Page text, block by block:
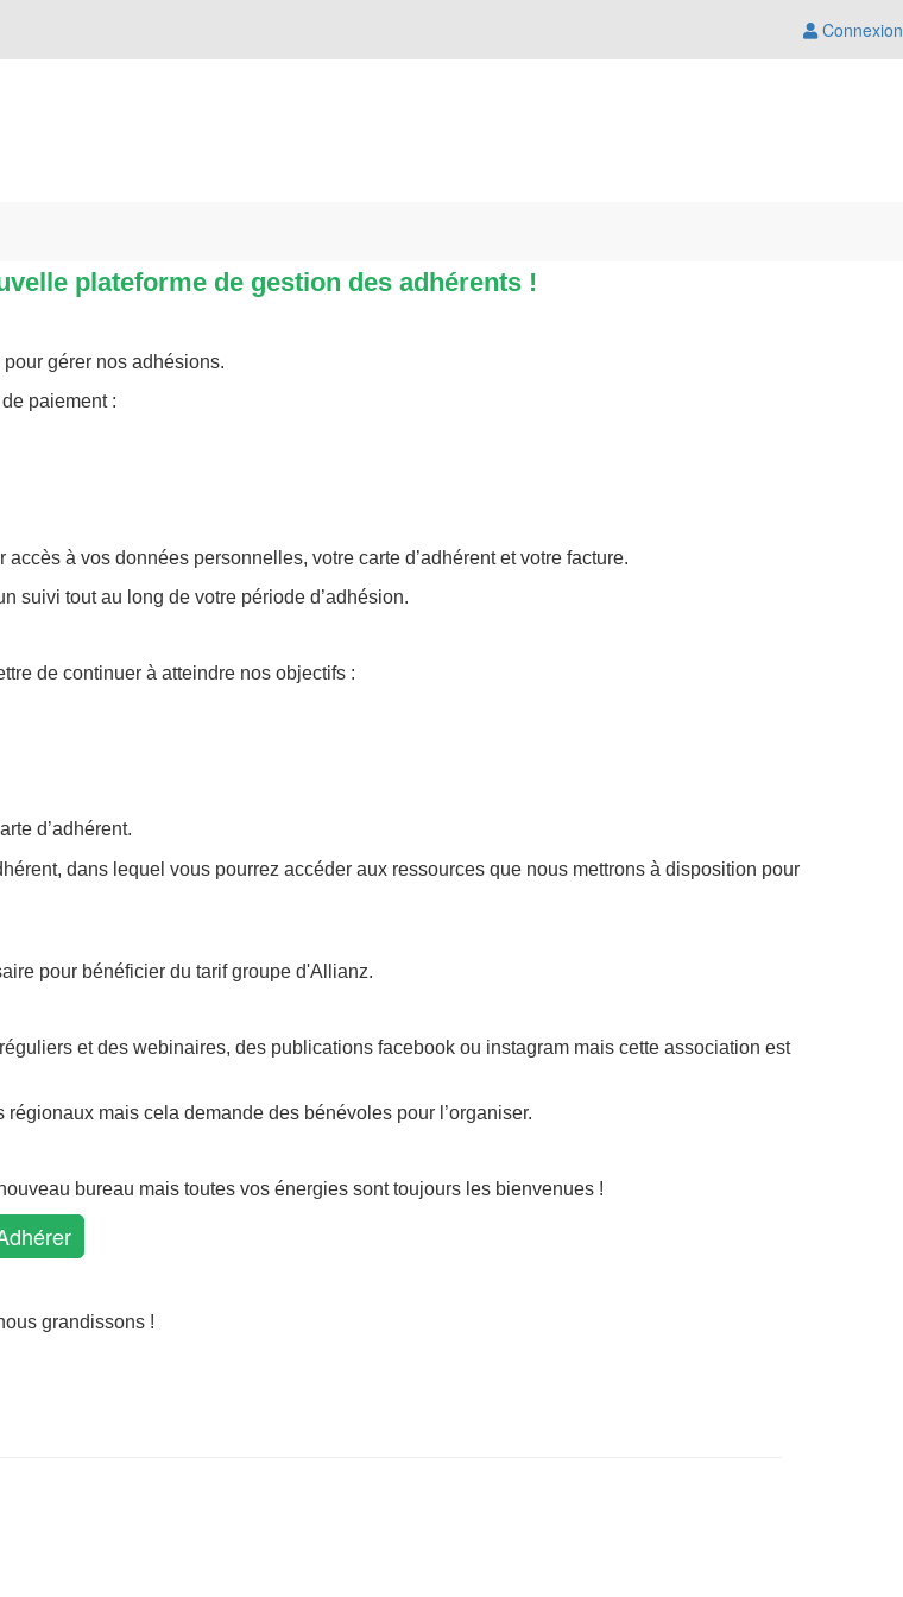
Connexion
plateforme de gestion des adhérents !
pour gérer nos adhésions.
paiement :
à vos données personnelles, votre carte d’adhérent et votre facture.
suivi tout au long de votre période d’adhésion.
de continuer à atteindre nos objectifs :
d’adhérent.
dans lequel vous pourrez accéder aux ressources que nous mettrons à disposition pour
pour bénéficier du tarif groupe d'Allianz.
et des webinaires, des publications facebook ou instagram mais cette association est
mais cela demande des bénévoles pour l’organiser.
bureau mais toutes vos énergies sont toujours les bienvenues !
grandissons !